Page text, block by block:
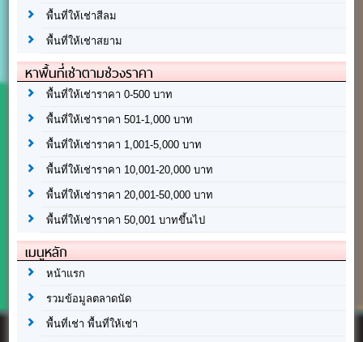
พื้นที่ให้เช่าสีลม
พื้นที่ให้เช่าสยาม
หาพื้นที่เช่าตามช่วงราคา
พื้นที่ให้เช่าราคา 0-500 บาท
พื้นที่ให้เช่าราคา 501-1,000 บาท
พื้นที่ให้เช่าราคา 1,001-5,000 บาท
พื้นที่ให้เช่าราคา 10,001-20,000 บาท
พื้นที่ให้เช่าราคา 20,001-50,000 บาท
พื้นที่ให้เช่าราคา 50,001 บาทขึ้นไป
เมนูหลัก
หน้าแรก
รวมข้อมูลตลาดนัด
พื้นที่เช่า พื้นที่ให้เช่า